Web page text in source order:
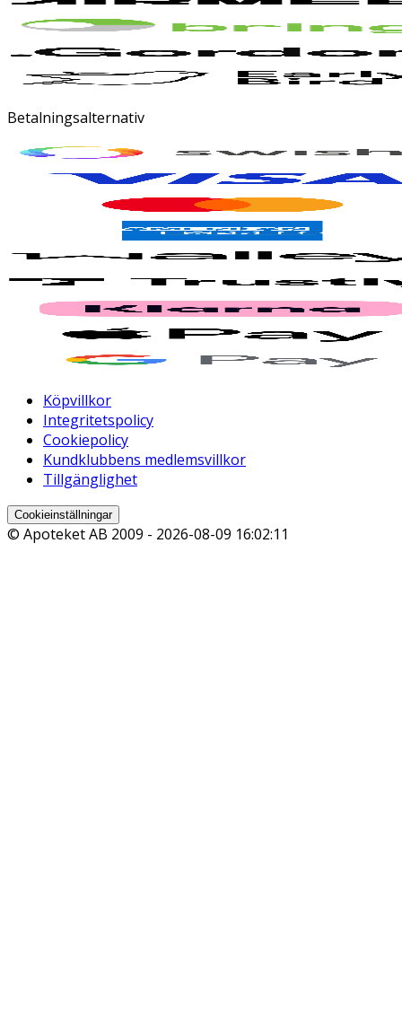
Betalningsalternativ
Köpvillkor
Integritetspolicy
Cookiepolicy
Kundklubbens medlemsvillkor
Tillgänglighet
Cookieinställningar
© Apoteket AB 2009 - 2026-08-09 16:02:11